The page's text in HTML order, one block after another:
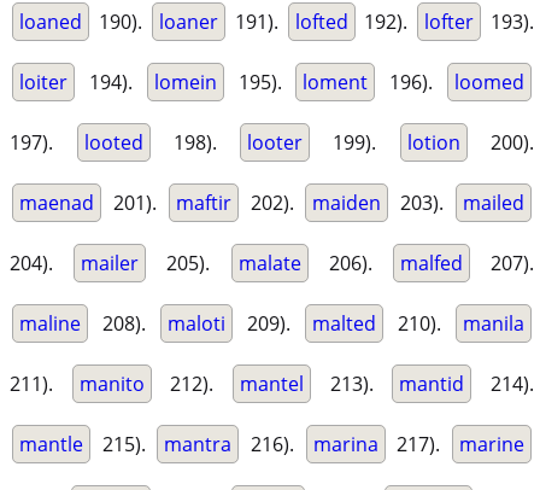
loaned 190). loaner 191). lofted 192). lofter 193).
loiter 194). lomein 195). loment 196). loomed
197). looted 198). looter 199). lotion 200).
maenad 201). maftir 202). maiden 203). mailed
204). mailer 205). malate 206). malfed 207).
maline 208). maloti 209). malted 210). manila
211). manito 212). mantel 213). mantid 214).
mantle 215). mantra 216). marina 217). marine